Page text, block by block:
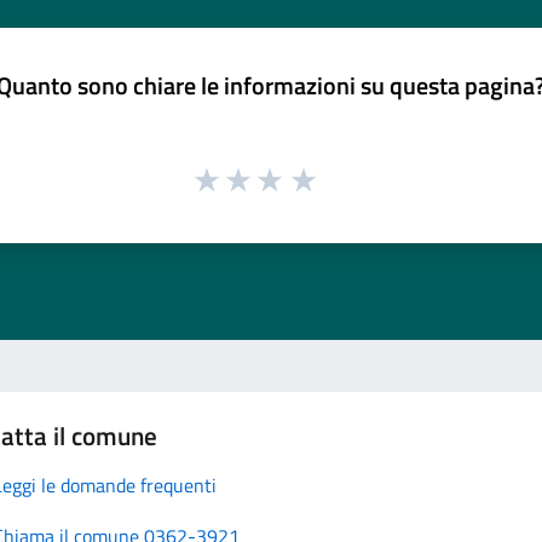
sono chiare le informazioni su questa
il comune
le domande frequenti
il comune 0362-3921